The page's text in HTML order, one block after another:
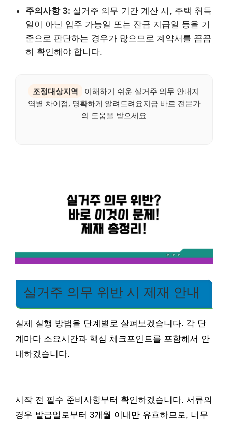
주의사항 3: 실거주 의무 기간 계산 시, 주택 취득
일이 아닌 입주 가능일 또는 잔금 지급일 등을 기
준으로 판단하는 경우가 많으므로 계약서를 꼼꼼
히 확인해야 합니다.
조정대상지역
이해하기 쉬운 실거주 의무 안내지
역별 차이점, 명확하게 알려드려요지금 바로 전문가
의 도움을 받으세요
실거주 의무 위반 시 제재 안내
실제 실행 방법을 단계별로 살펴보겠습니다. 각 단
계마다 소요시간과 핵심 체크포인트를 포함해서 안
내하겠습니다.
시작 전 필수 준비사항부터 확인하겠습니다. 서류의
경우 발급일로부터 3개월 이내만 유효하므로, 너무